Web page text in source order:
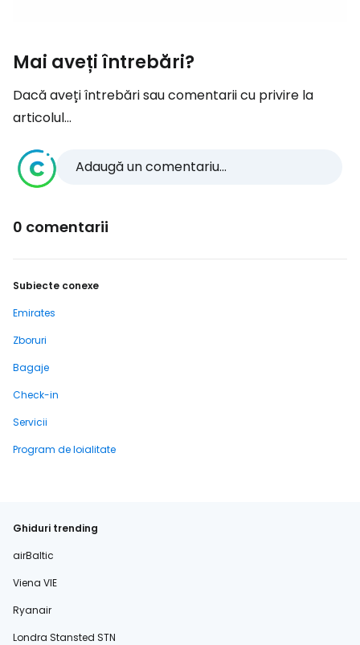
Mai aveți întrebări?
Dacă aveți întrebări sau comentarii cu privire la
articolul...
Adaugă un comentariu...
0 comentarii
Subiecte conexe
Emirates
Zboruri
Bagaje
Check-in
Servicii
Program de loialitate
Ghiduri trending
airBaltic
Viena VIE
Ryanair
Londra Stansted STN